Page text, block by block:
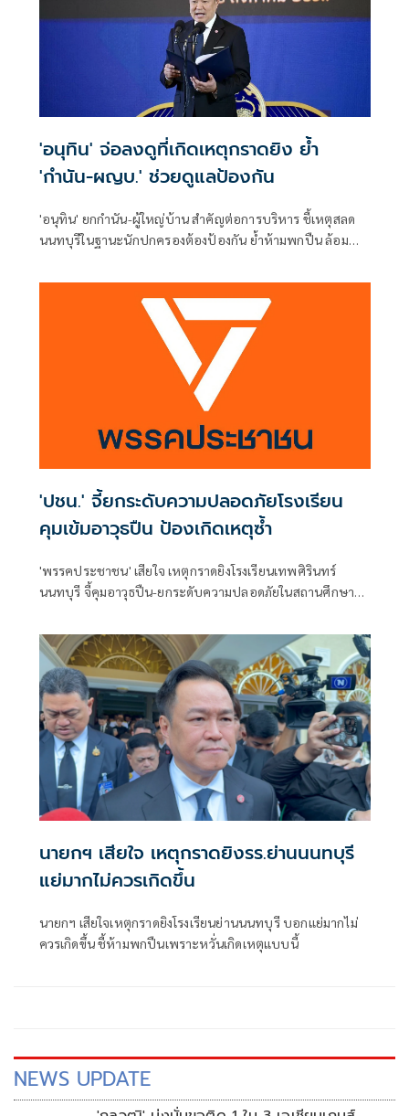
'อนุทิน' จ่อลงดูที่เกิดเหตุกราดยิง ย้ำ
'กำนัน-ผญบ.' ช่วยดูแลป้องกัน
'อนุทิน' ยกกำนัน-ผู้ใหญ่บ้าน สำคัญต่อการบริหาร ชี้เหตุสลด
นนทบุรีในฐานะนักปกครองต้องป้องกัน ย้ำห้ามพกปืน ล้อม
ที่เกิดเหตุ
'ปชน.' จี้ยกระดับความปลอดภัยโรงเรียน
คุมเข้มอาวุธปืน ป้องเกิดเหตุซ้ำ
'พรรคประชาชน' เสียใจ เหตุกราดยิงโรงเรียนเทพศิรินทร์
นนทบุรี จี้คุมอาวุธปืน-ยกระดับความปลอดภัยในสถานศึกษา
นายกฯ เสียใจ เหตุกราดยิงรร.ย่านนนทบุรี
แย่มากไม่ควรเกิดขึ้น
นายกฯ เสียใจเหตุกราดยิงโรงเรียนย่านนนทบุรี บอกแย่มากไม่
ควรเกิดขึ้น ชี้ห้ามพกปืนเพราะหวั่นเกิดเหตุแบบนี้
NEWS UPDATE